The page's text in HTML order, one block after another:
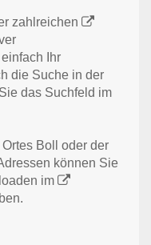
zahlreichen
Ihr
die Suche in der
das Suchfeld im
Boll oder der
können Sie
im